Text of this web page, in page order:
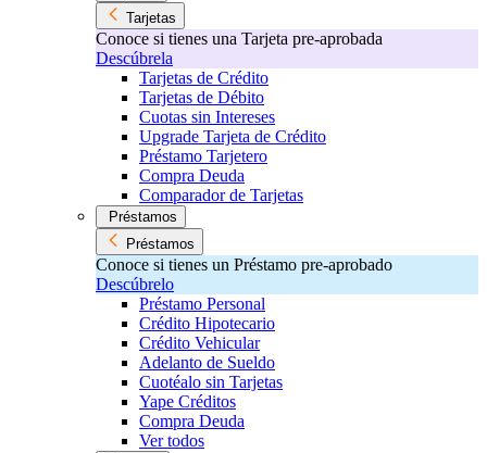
Tarjetas
Conoce si tienes una Tarjeta pre-aprobada
Descúbrela
Tarjetas de Crédito
Tarjetas de Débito
Cuotas sin Intereses
Upgrade Tarjeta de Crédito
Préstamo Tarjetero
Compra Deuda
Comparador de Tarjetas
Préstamos
Préstamos
Conoce si tienes un Préstamo pre-aprobado
Descúbrelo
Préstamo Personal
Crédito Hipotecario
Crédito Vehicular
Adelanto de Sueldo
Cuotéalo sin Tarjetas
Yape Créditos
Compra Deuda
Ver todos